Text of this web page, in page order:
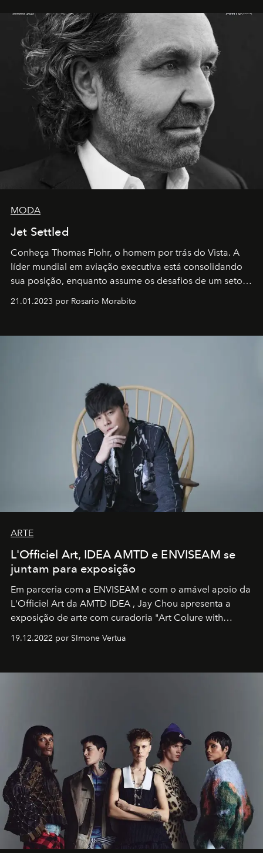
MODA
Jet Settled
Conheça Thomas Flohr, o homem por trás do Vista. A
líder mundial em aviação executiva está consolidando
sua posição, enquanto assume os desafios de um setor
21.01.2023 por Rosario Morabito
ARTE
L'Officiel Art, IDEA AMTD e ENVISEAM se
juntam para exposição
Em parceria com a ENVISEAM e com o amável apoio da
L'Officiel Art da AMTD IDEA , Jay Chou apresenta a
exposição de arte com curadoria "Art Colure with
19.12.2022 por SImone Vertua